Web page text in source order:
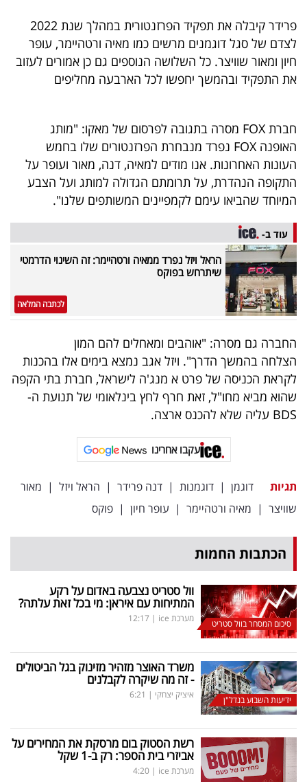
5
המילון
הכלכלי
40
UNDER
40
שיתופי
פעולה
דרושים
ניוזלטרים
מייל
פרסמו
באייס
עקבו
אחרינו:
פרידר קיבלה את תפקיד הפרזנטורית במהלך שנת 2022
לצדם של סגל דוגמנים מרשים כמו מאיה ורטהיימר, עופר
חיון ומאור שוויצר. כל השלושה הנוספים גם כן אמורים לעזוב
את התפקיד ובהמשך יחפשו לכל הארבעה מחליפים
חברת FOX מסרה בתגובה לפרסום של מאקו: "מותג
האופנה FOX נפרד מנבחרת הפרזנטורים שלו בחמש
העונות האחרונות. אנו מודים למאיה, דנה, מאור ועופר על
התקופה הנהדרת, על תרומתם הגדולה למותג ועל הצבע
המיוחד שהביאו עימם לקמפיינים המשותפים שלנו".
עוד ב-
הראל ויזל נפרד ממאיה ורטהיימר: זה השינוי הדרמטי
שיתרחש בפוקס
לכתבה המלאה
החברה גם מסרה: "אוהבים ומאחלים להם המון
הצלחה בהמשך הדרך". ויזל אגב נמצא בימים אלו בהכנות
לקראת הכניסה של פרט א מנג'ה לישראל, חברת בתי הקפה
שהוא מביא מחו"ל, זאת חרף לחץ בינלאומי של תנועת ה-
BDS עליה שלא להכנס ארצה.
עקבו אחרינו
תגיות דוגמן | דוגמנות | דנה פרידר | הראל ויזל | מאור
שוויצר | מאיה ורטהיימר | עופר חיון | פוקס
הכתבות החמות
סיכום המסחר בוול סטריט
וול סטריט נצבעה באדום על רקע
המתיחות עם איראן: מי בכל זאת עלתה?
מערכת ice |
12:17
ידיעות השבוע בנדל"ן
משרד האוצר מזהיר מזינוק בגל הביטולים
- זה מה שיקרה לקבלנים
איציק יצחקי |
6:21
רשת הסטוק בום מרסקת את המחירים על
אביזרי בית הספר: רק ב-1 שקל
מערכת ice |
4:20